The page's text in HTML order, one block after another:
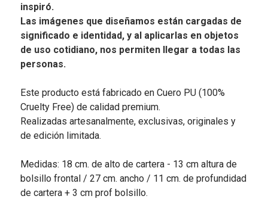
inspiró.
Las imágenes que diseñamos están cargadas de
significado e identidad, y al aplicarlas en objetos
de uso cotidiano, nos permiten llegar a todas las
personas.
Este producto está fabricado en Cuero PU (100%
Cruelty Free) de calidad premium.
Realizadas artesanalmente, exclusivas, originales y
de edición limitada.
Medidas: 18 cm. de alto de cartera - 13 cm altura de
bolsillo frontal / 27 cm. ancho / 11 cm. de profundidad
de cartera + 3 cm prof bolsillo.